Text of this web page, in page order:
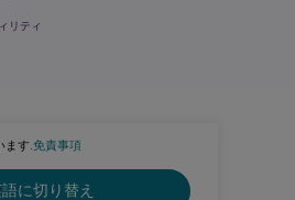
ます.免責事項
に切り替え
リティ